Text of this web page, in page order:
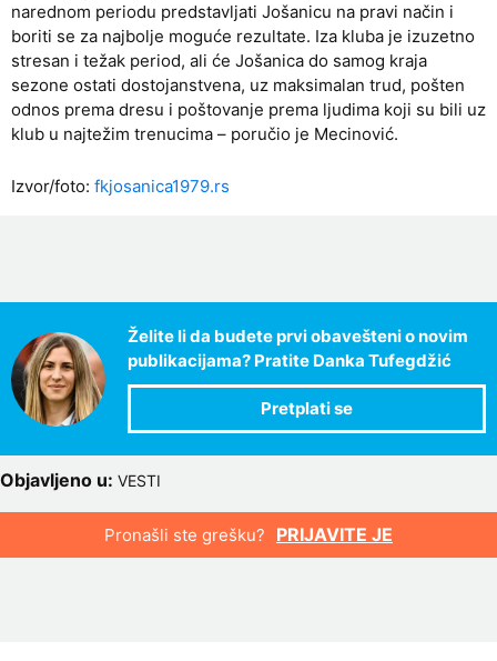
narednom periodu predstavljati Jošanicu na pravi način i
boriti se za najbolje moguće rezultate. Iza kluba je izuzetno
stresan i težak period, ali će Jošanica do samog kraja
sezone ostati dostojanstvena, uz maksimalan trud, pošten
odnos prema dresu i poštovanje prema ljudima koji su bili uz
klub u najtežim trenucima – poručio je Mecinović.
Izvor/foto: fkjosanica1979.rs
Želite li da budete prvi obavešteni o novim
publikacijama? Pratite Danka Tufegdžić
Objavljeno u: VESTI
Pronašli ste grešku? PRIJAVITE JE